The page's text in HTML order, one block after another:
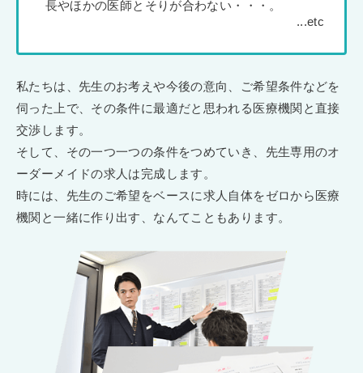
長やほかの医師とそりが合わない・・・。
私たちは、先生のお考えや今後の意向、ご希望条件などを
伺った上で、その条件に最適だと思われる医療機関と直接
交渉します。
そして、その一つ一つの条件をつめていき、先生専用のオ
ーダーメイドの求人は完成します。
時には、先生のご希望をベースに求人自体をゼロから医療
機関と一緒に作り出す、なんてこともあります。